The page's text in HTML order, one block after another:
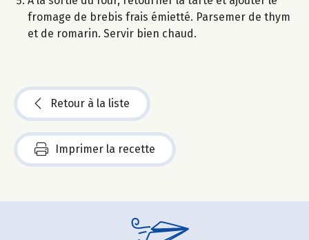
fromage de brebis frais émietté. Parsemer de thym
et de romarin. Servir bien chaud.
Retour à la liste
Imprimer la recette